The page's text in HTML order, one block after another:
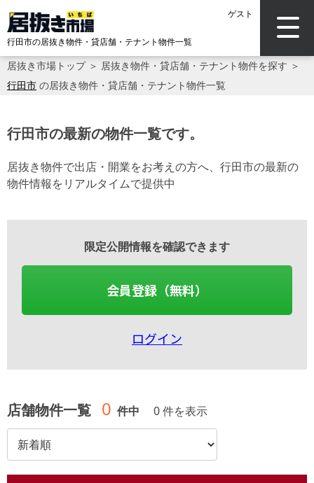
ゲスト
行田市の居抜き物件・貸店舗・テナント物件一覧
居抜き市場トップ＞ 居抜き物件・貸店舗・テナント物件を探す ＞
行田市 の居抜き物件・貸店舗・テナント物件一覧
行田市の最新の物件一覧です。
居抜き物件で出店・開業をお考えの方へ、行田市の最新の
物件情報をリアルタイムで提供中
限定公開情報を確認できます
会員登録（無料）
ログイン
店舗物件一覧 0 件中 0 件を表示